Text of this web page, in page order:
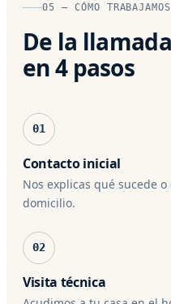
05 — CÓMO TRABAJAMOS
De la
en 4 pasos
01
Contacto inicial
Nos explicas qué sucede
domicilio.
02
Visita técnica